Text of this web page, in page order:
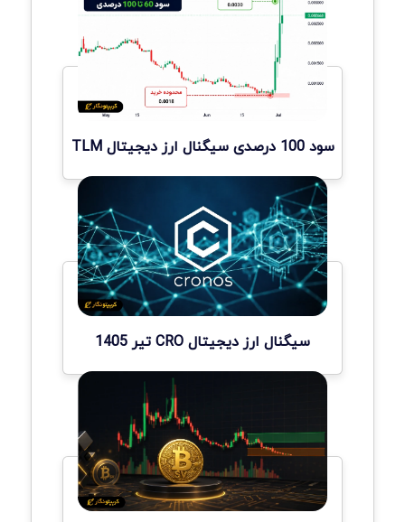
سود 100 درصدی سیگنال ارز دیجیتال TLM
سیگنال ارز دیجیتال CRO تیر 1405